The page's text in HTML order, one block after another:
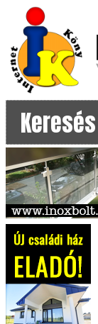
Keresés